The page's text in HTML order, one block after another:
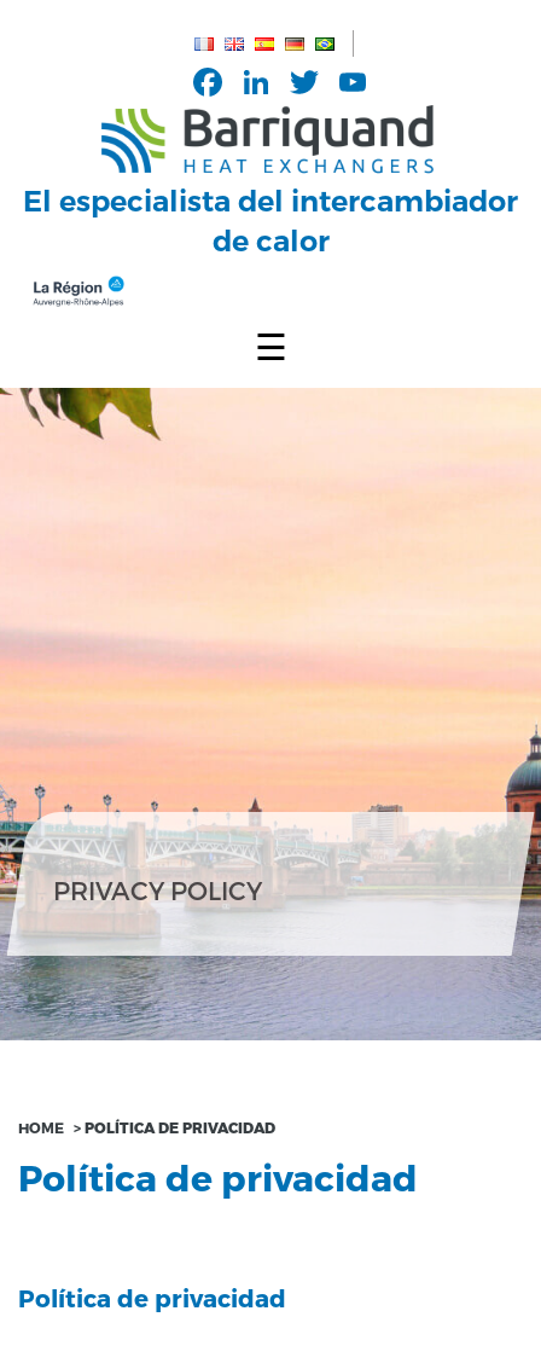
Facebook
LinkedIn
Twitter
Channel
El especialista del intercambiador
de calor
☰
PRIVACY POLICY
HOME > POLÍTICA DE PRIVACIDAD
Política de privacidad
Política de privacidad